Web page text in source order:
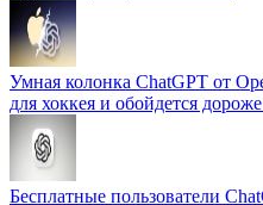
Умная колонка ChatGPT от
для хоккея и обойдется
Бесплатные пользователи